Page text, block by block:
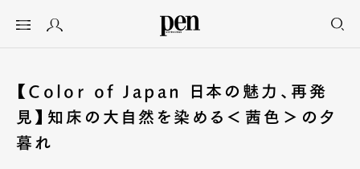
【Color of Japan 日本の魅力、再発
見】知床の大自然を染める＜茜色＞の夕
暮れ